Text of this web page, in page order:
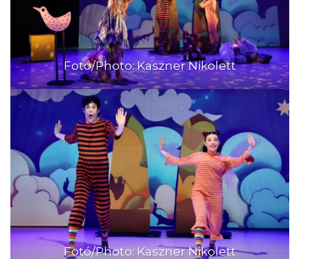
Fotó/Photo: Kaszner Nikolett
Fotó/Photo: Kaszner Nikolett